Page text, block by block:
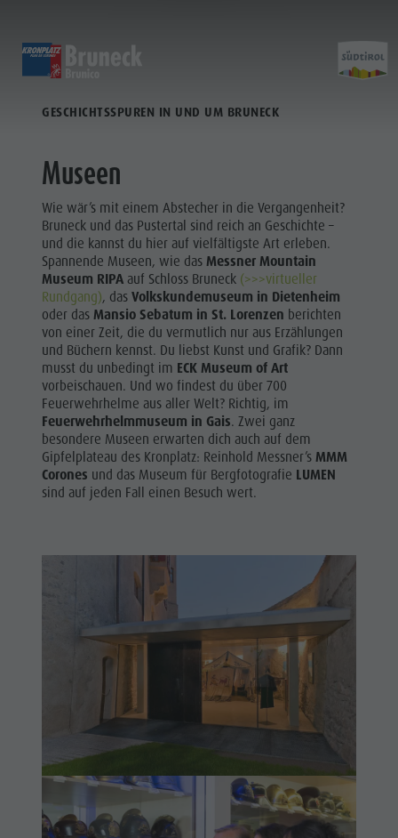
ENTDECKEN PLANEN &
MUSEEN
SEHENSWÜRDIGKEITEN
ORTE &
UMGEBUNG
TRADITION &
HIGHLIGHT
EVENTS
Alle Events
Wellness
Familie &
Kinder
Info A-Z
Sehenswürdigkeiten
Tradition & Handwerk
Highlight Events
Alle Events
Wellness
Familie & Kinder
Info A-Z
Wandern
Biken
Golf
Klettern
Paragleiten
Ballonfahren
Rafting & Canyoning
Reiten
Tennis
Schwimmen
Tourenübersicht
Angebote
Kronplatz Guest Pass
Anreise
Webcams
Wetter
Kontakt
Newsletter
Katalogservice
Ortstaxe
Urlaub mit Hund
Pilze sammeln
FAQ
Shopping
Gastronomie
Highlight Events
Must-sees
Trainingslager
GESCHICHTSSPUREN IN UND UM BRUNECK
Museen
Wie wär’s mit einem Abstecher in die Vergangenheit?
Bruneck und das Pustertal sind reich an Geschichte –
und die kannst du hier auf vielfältigste Art erleben.
Spannende Museen, wie dasMessner Mountain
Museum RIPA auf Schloss Bruneck (>>>virtueller
Rundgang), dasVolkskundemuseum in Dietenheim
oder dasMansio Sebatum in St. Lorenzen berichten
von einer Zeit, die du vermutlich nur aus Erzählungen
und Büchern kennst. Du liebst Kunst und Grafik? Dann
musst du unbedingt im ECK Museum of Art
vorbeischauen. Und wo findest du über 700
Feuerwehrhelme aus aller Welt? Richtig, im
Feuerwehrhelmmuseum in Gais. Zwei ganz
besondere Museen erwarten dich auch auf dem
Gipfelplateau des Kronplatz: Reinhold Messner’sMMM
Corones und das Museum für Bergfotografie LUMEN
sind auf jeden Fall einen Besuch wert.